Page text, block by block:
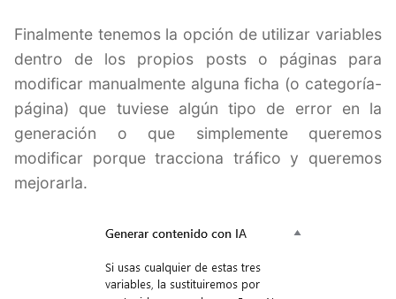
Finalmente tenemos la opción de utilizar variables
dentro de los propios posts o páginas para
modificar manualmente alguna ficha (o categoría-
página) que tuviese algún tipo de error en la
generación o que simplemente queremos
modificar porque tracciona tráfico y queremos
mejorarla.